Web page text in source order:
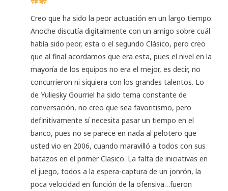
Creo que ha sido la peor actuación en un largo tiempo.
Anoche discutía digitalmente con un amigo sobre cuál
había sido peor, esta o el segundo Clásico, pero creo
que al final acordamos que era esta, pues el nivel en la
mayoría de los equipos no era el mejor, es decir, no
concurrieron ni siquiera con los grandes talentos. Lo
de Yuliesky Gourriel ha sido tema constante de
conversación, no creo que sea favoritismo, pero
definitivamente sí necesita pasar un tiempo en el
banco, pues no se parece en nada al pelotero que
usted vio en 2006, cuando maravilló a todos con sus
batazos en el primer Clasico. La falta de iniciativas en
el juego, todos a la espera-captura de un jonrón, la
poca velocidad en función de la ofensiva…fueron